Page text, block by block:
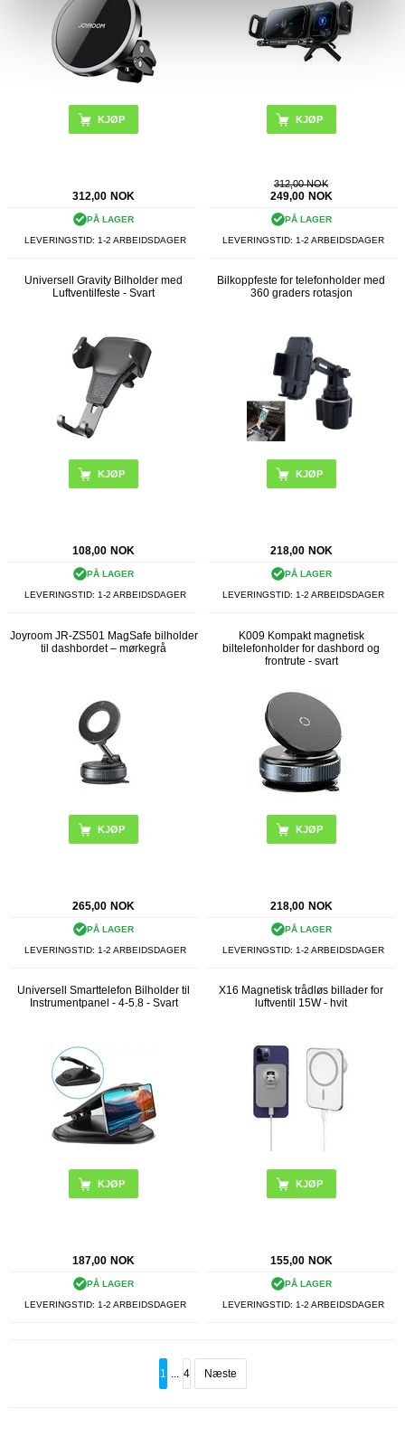
312,00 NOK
PÅ LAGER
LEVERINGSTID: 1-2 ARBEIDSDAGER
312,00 NOK
249,00 NOK
PÅ LAGER
LEVERINGSTID: 1-2 ARBEIDSDAGER
Universell Gravity Bilholder med
Luftventilfeste - Svart
108,00 NOK
PÅ LAGER
LEVERINGSTID: 1-2 ARBEIDSDAGER
Bilkoppfeste for telefonholder med
360 graders rotasjon
218,00 NOK
PÅ LAGER
LEVERINGSTID: 1-2 ARBEIDSDAGER
Joyroom JR-ZS501 MagSafe bilholder
til dashbordet – mørkegrå
265,00 NOK
PÅ LAGER
LEVERINGSTID: 1-2 ARBEIDSDAGER
K009 Kompakt magnetisk
biltelefonholder for dashbord og
frontrute - svart
218,00 NOK
PÅ LAGER
LEVERINGSTID: 1-2 ARBEIDSDAGER
Universell Smarttelefon Bilholder til
Instrumentpanel - 4-5.8 - Svart
187,00 NOK
PÅ LAGER
LEVERINGSTID: 1-2 ARBEIDSDAGER
X16 Magnetisk trådløs billader for
luftventil 15W - hvit
155,00 NOK
PÅ LAGER
LEVERINGSTID: 1-2 ARBEIDSDAGER
1 4 Næste